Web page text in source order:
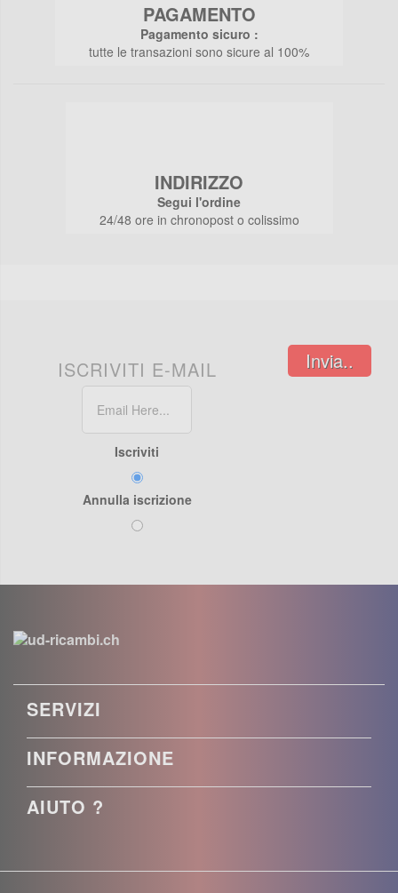
PAGAMENTO
Pagamento sicuro :
tutte le transazioni sono sicure al 100%
INDIRIZZO
Segui l'ordine
24/48 ore in chronopost o colissimo
ISCRIVITI E-MAIL
Iscriviti
Annulla iscrizione
Invia..
SERVIZI
INFORMAZIONE
AIUTO ?